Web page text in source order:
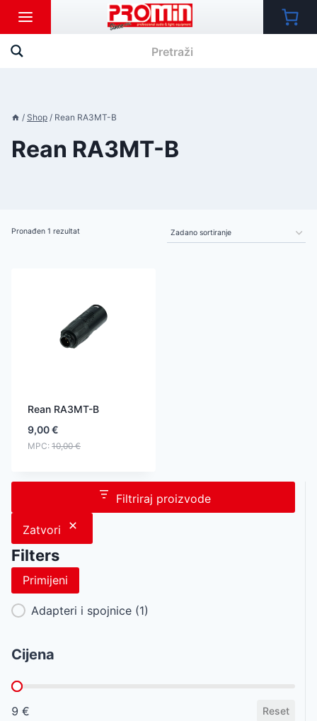
content
/ Shop / Rean RA3MT-B
Rean RA3MT-B
Pronađen 1 rezultat
Rean RA3MT-B
9,00€
MPC: 10,00€
Filtriraj proizvode
Zatvori
Filters
Primijeni
Category Facet
Adapteri i spojnice (1)
Cijena
Cijena
9 € Reset